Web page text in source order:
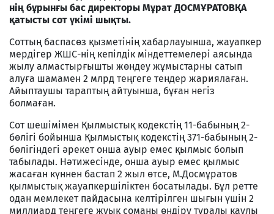
нің бұрынғы бас директоры Мұрат ДОСМҰРАТОВҚА
қатысты сот үкімі шықты.
Соттың баспасөз қызметінің хабарлауынша, жауапкер
мердігер ЖШС-нің кепілдік міндеттемелері аясында
жылу алмастырғышты жөндеу жұмыстарны сатып
алуға шамамен 2 млрд теңгеге тендер жариялаған.
Айыптаушы тараптың айтуынша, бұған негіз
болмаған.
Сот шешімімен Қылмыстық кодекстің 11-бабының 2-
бөлігі бойынша Қылмыстық кодекстің 371-бабының 2-
бөлігіндегі әрекет онша ауыр емес қылмыс болып
табылады. Нәтижесінде, онша ауыр емес қылмыс
жасаған күннен бастап 2 жыл өтсе, М.Досмұратов
қылмыстық жауапкершіліктен босатылады. Бұл ретте
одан мемлекет пайдасына келтірілген шығын үшін 2
миллиард теңгеге жуық соманы өндіру туралы қаулы